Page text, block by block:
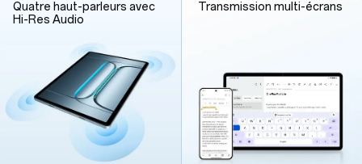
Quatre haut-parleurs avec
Hi-Res Audio
Transmission multi-écrans